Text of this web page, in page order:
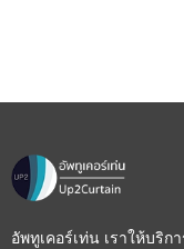
อัพทูเคอร์เท่น เราให้บริ